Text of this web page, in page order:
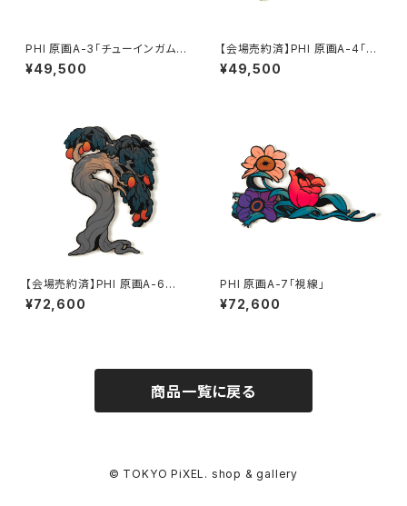
PHI 原画A-3「チューインガム
A」ピンク
¥49,500
【会場売約済】PHI 原画A-4「チ
ューインガムB」緑
¥49,500
【会場売約済】PHI 原画A-6
「木」
¥72,600
PHI 原画A-7「視線」
¥72,600
商品一覧に戻る
© TOKYO PiXEL. shop & gallery